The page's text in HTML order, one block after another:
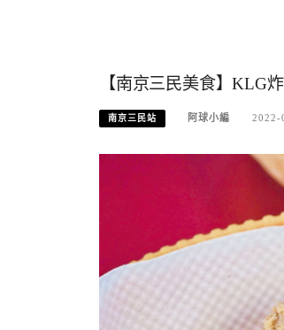
【南京三民美食】KLG
南京三民站 阿球小編 2022-